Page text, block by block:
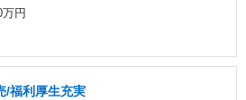
円
/福利厚生充実